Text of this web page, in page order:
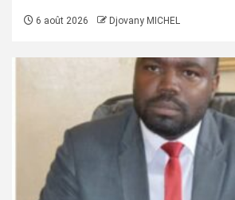
6 août 2026 Djovany MICHEL